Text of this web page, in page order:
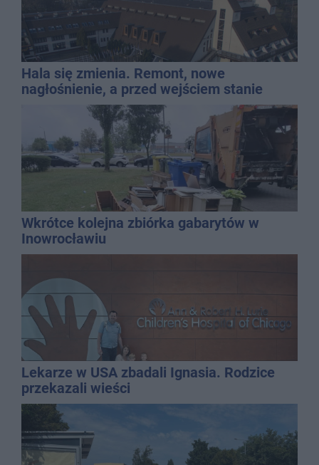
Hala się zmienia. Remont, nowe
nagłośnienie, a przed wejściem stanie
QEMETICA ARENA
Wkrótce kolejna zbiórka gabarytów w
Inowrocławiu
Lekarze w USA zbadali Ignasia. Rodzice
przekazali wieści